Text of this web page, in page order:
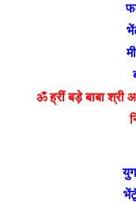
ॐ ह्रीं बड़े बाबा श्री